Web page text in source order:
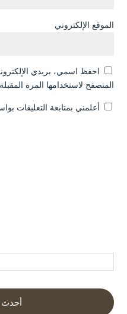
الموقع الإلكتروني
احفظ اسمي، بريدي
المتصفح لاستخدامها المرة
أعلمني بمتابعة التعليقات
أحدث